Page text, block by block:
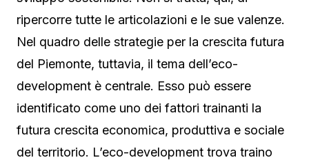
ripercorre tutte le articolazioni e le sue valenze.
Nel quadro delle strategie per la crescita futura
del Piemonte, tuttavia, il tema dell’eco-
development è centrale. Esso può essere
identificato come uno dei fattori trainanti la
futura crescita economica, produttiva e sociale
del territorio. L’eco-development trova traino